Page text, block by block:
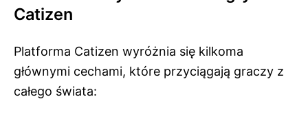
Catizen
Platforma Catizen wyróżnia się kilkoma
głównymi cechami, które przyciągają graczy z
całego świata: